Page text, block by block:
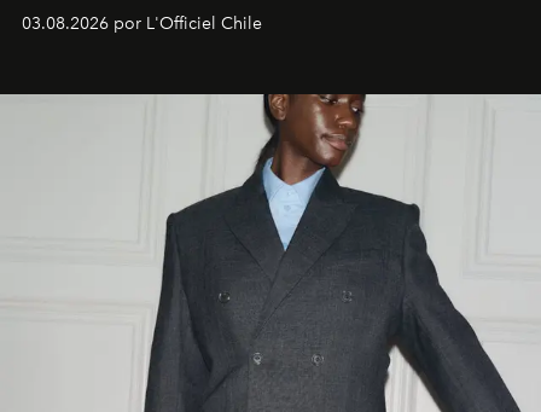
03.08.2026 por L'Officiel Chile